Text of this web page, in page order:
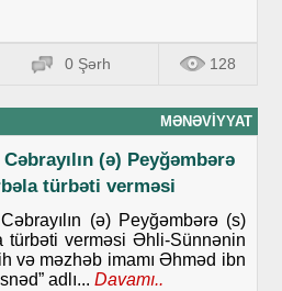
0 Şərh 128
MƏNƏVIYYAT
(ə) Peyğəmbərə
türbəti verməsi
(ə) Peyğəmbərə (s)
türbəti verməsi Əhli-Sünnənin
və məzhəb imamı Əhməd ibn
adlı... Davamı..